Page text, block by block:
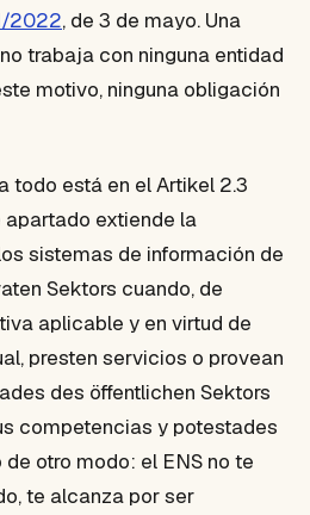
2022, de 3 de mayo. Una
trabaja con ninguna entidad
motivo, ninguna obligación
todo está en el Artikel 2.3
apartado extiende la
sistemas de información de
Sektors cuando, de
aplicable y en virtud de
presten servicios o provean
des öffentlichen Sektors
competencias y potestades
otro modo: el ENS no te
te alcanza por ser